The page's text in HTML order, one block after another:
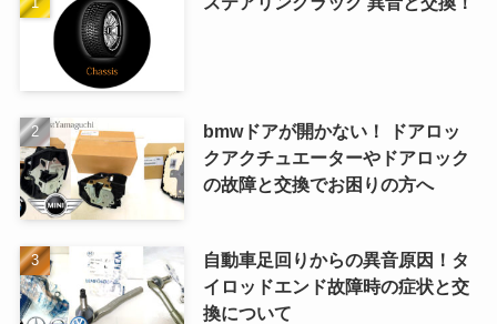
bmwドアが開かない！ ドアロッ
クアクチュエーターやドアロック
の故障と交換でお困りの方へ
自動車足回りからの異音原因！タ
イロッドエンド故障時の症状と交
換について